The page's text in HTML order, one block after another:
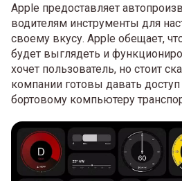
Apple предоставляет
водителям инструменты для
своему вкусу. Apple обещает,
будет выглядеть и
хочет пользователь, но стоит
компании готовы давать
бортовому компьютеру